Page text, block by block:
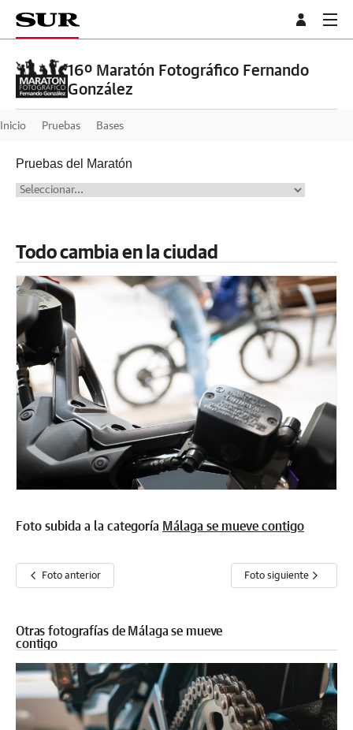
16º Maratón Fotográfico Fernando
González
Inicio Pruebas Bases
Pruebas del Maratón
Todo cambia en la ciudad
Foto subida a la categoría Málaga se mueve contigo
Foto anterior Foto siguiente
Otras fotografías de Málaga se mueve
contigo